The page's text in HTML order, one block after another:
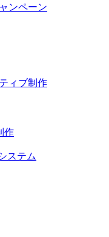
ンペーン
ィブ制作
作
ステム